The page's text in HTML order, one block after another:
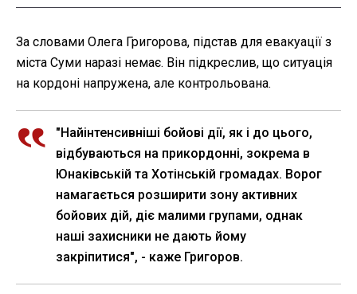
За словами Олега Григорова, підстав для евакуації з
міста Суми наразі немає. Він підкреслив, що ситуація
на кордоні напружена, але контрольована.
"Найінтенсивніші бойові дії, як і до цього,
відбуваються на прикордонні, зокрема в
Юнаківській та Хотінській громадах. Ворог
намагається розширити зону активних
бойових дій, діє малими групами, однак
наші захисники не дають йому
закріпитися", - каже Григоров.